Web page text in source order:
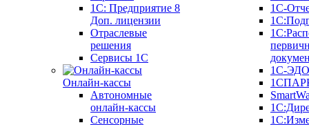
1C: Предприятие 8
Доп. лицензии
Отраслевые
решения
Сервисы 1С
Онлайн-кассы
Автономные
онлайн-кассы
Сенсорные
1С-
1С-ЭДО